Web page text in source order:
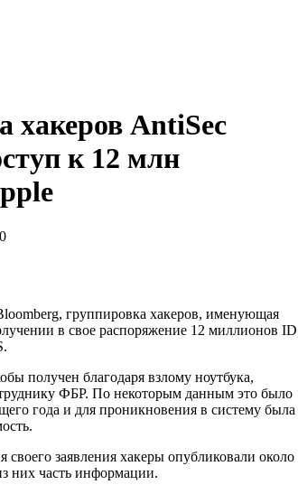
хакеров AntiSec
к 12 млн
группировка хакеров, именующая
в свое распоряжение 12 миллионов ID
получен благодаря взлому ноутбука,
ФБР. По некоторым данным это было
года и для проникновения в систему была
своего заявления хакеры опубликовали около
них часть информации.